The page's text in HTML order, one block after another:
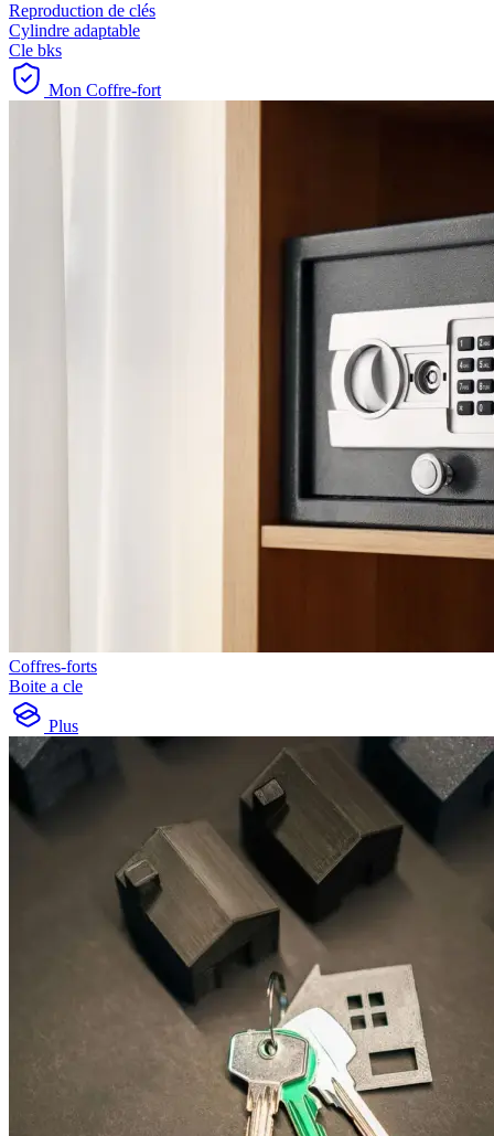
Reproduction de clés
Cylindre adaptable
Cle bks
Mon Coffre-fort
Coffres-forts
Boite a cle
Plus